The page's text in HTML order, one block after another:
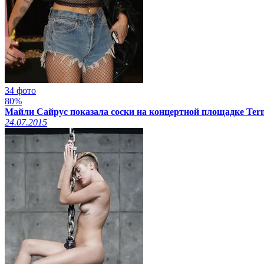
34 фото
80%
Майли Сайрус показала соски на концертной площадке
24.07.2015